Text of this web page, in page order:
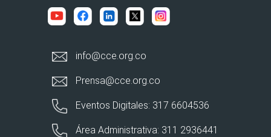
info@cce.org.co
Prensa@cce.org.co
Eventos Digitales: 317 6604536
Área Administrativa: 311 2936441